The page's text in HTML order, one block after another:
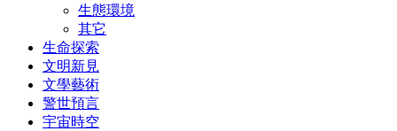
生態環境
其它
生命探索
文明新見
文學藝術
警世預言
宇宙時空